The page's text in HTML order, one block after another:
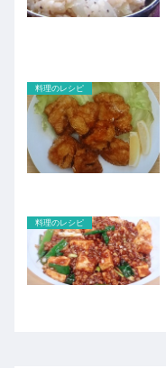
料理のレシピ
料理のレシピ